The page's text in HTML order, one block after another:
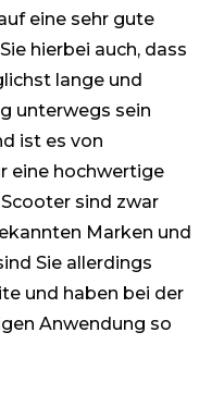
eine sehr gute
hierbei auch, dass
lange und
unterwegs sein
ist es von
eine hochwertige
sind zwar
Marken und
Sie allerdings
und haben bei der
Anwendung so